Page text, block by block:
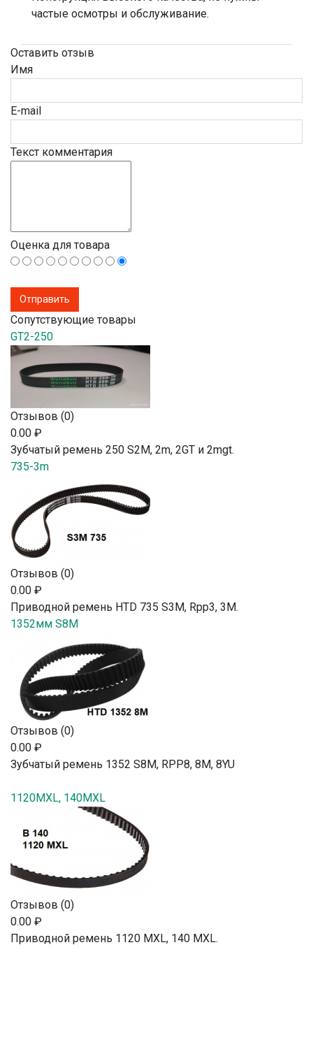
частые осмотры и обслуживание.
Оставить отзыв
Имя
E-mail
Текст комментария
Оценка для товара
Сопутствующие товары
GT2-250
Отзывов (0)
0.00 ₽
Зубчатый ремень 250 S2М, 2m, 2GT и 2mgt.
735-3m
Отзывов (0)
0.00 ₽
Приводной ремень HTD 735 S3M, Rpp3, 3М.
1352мм S8M
Отзывов (0)
0.00 ₽
Зубчатый ремень 1352 S8M, RPP8, 8М, 8YU
1120MXL, 140MXL
Отзывов (0)
0.00 ₽
Приводной ремень 1120 MXL, 140 MXL.